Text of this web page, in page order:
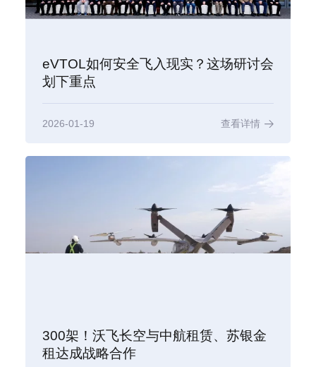
eVTOL如何安全飞入现实？这场研讨会
划下重点
2026-01-19 查看详情
300架！沃飞长空与中航租赁、苏银金
租达成战略合作